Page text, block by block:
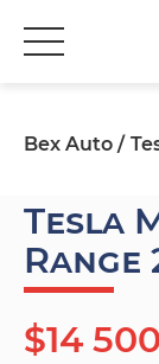
Bex Auto
Tesla
Range
$14 500